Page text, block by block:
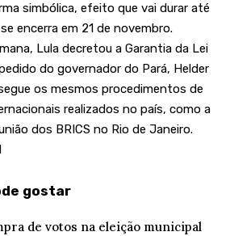
simbólica, efeito que vai durar até
encerra em 21 de novembro.
Lula decretou a Garantia da Lei
do governador do Pará, Helder
os mesmos procedimentos de
realizados no país, como a
dos BRICS no Rio de Janeiro.
gostar
de votos na eleição municipal